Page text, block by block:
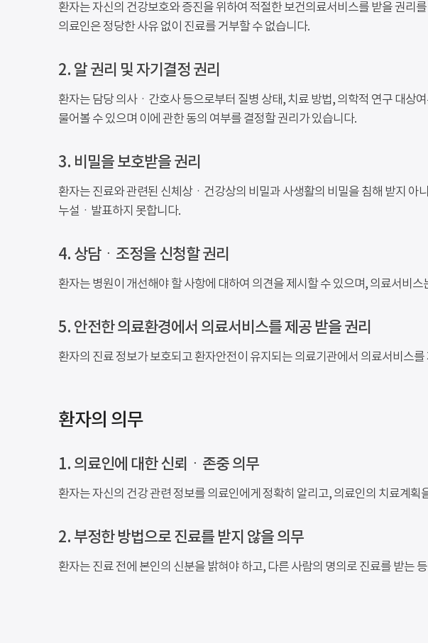
환자는 자신의 건강보호와 증진을 위하여 적절한 보건의료서비스를 받을 권리
의료인은 정당한 사유 없이 진료를 거부할 수 없습니다.
2. 알 권리 및 자기결정 권리
환자는 담당 의사ㆍ간호사 등으로부터 질병 상태, 치료 방법, 의학적 연구 대상
물어볼 수 있으며 이에 관한 동의 여부를 결정할 권리가 있습니다.
3. 비밀을 보호받을 권리
환자는 진료와 관련된 신체상ㆍ건강상의 비밀과 사생활의 비밀을 침해 받지
누설ㆍ발표하지 못합니다.
4. 상담ㆍ조정을 신청할 권리
환자는 병원이 개선해야 할 사항에 대하여 의견을 제시할 수 있으며, 의료서비
5. 안전한 의료환경에서 의료서비스를 제공 받을 권리
환자의 진료 정보가 보호되고 환자안전이 유지되는 의료기관에서 의료서비스
환자의 의무
1. 의료인에 대한 신뢰ㆍ존중 의무
환자는 자신의 건강 관련 정보를 의료인에게 정확히 알리고, 의료인의 치료계
2. 부정한 방법으로 진료를 받지 않을 의무
환자는 진료 전에 본인의 신분을 밝혀야 하고, 다른 사람의 명의로 진료를 받는